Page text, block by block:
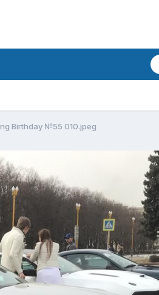
Birthday №55 010.jpeg